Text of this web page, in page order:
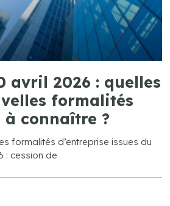
avril 2026 : quelles
formalités
à connaître ?
formalités d’entreprise issues du
: cession de